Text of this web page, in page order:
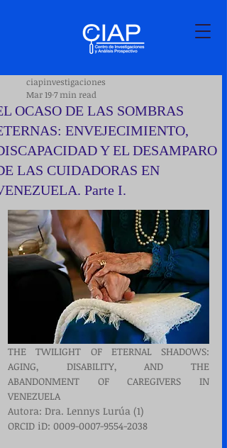
OCASO DE LAS SOMBRAS
ENVEJECIMIENTO,
Y EL DESAMPARO
LAS CUIDADORAS EN
Parte I.
ciapinvestigaciones
Mar 197 min read
THE TWILIGHT OF ETERNAL SHADOWS:
AGING, DISABILITY, AND THE
ABANDONMENT OF CAREGIVERS IN
VENEZUELA
Autora: Dra. Lennys Lurúa (1)
ORCID iD: 0009-0007-9554-2038